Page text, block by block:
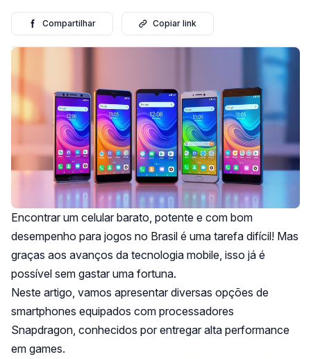
Compartilhar Copiar link
Encontrar um celular barato, potente e com bom
desempenho para jogos no Brasil é uma tarefa difícil! Mas
graças aos avanços da tecnologia mobile, isso já é
possível sem gastar uma fortuna.
Neste artigo, vamos apresentar diversas opções de
smartphones equipados com processadores
Snapdragon, conhecidos por entregar alta performance
em games.